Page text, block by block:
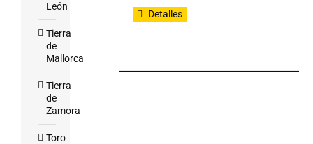
Detalles
León
Tierra
de
Mallorca
Tierra
de
Zamora
Toro